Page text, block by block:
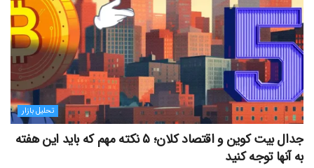
تحلیل بازار
جدال بیت کوین و اقتصاد کلان؛ ۵ نکته مهم که باید این هفته
به آنها توجه کنید